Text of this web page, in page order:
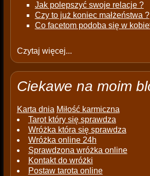
Jak polepszyć swoje relacje ?
Czy to już koniec małżeństwa ?
Co facetom podoba się w
Czytaj więcej...
Ciekawe na moim
Karta dnia Miłość karmiczna
Tarot który się sprawdza
Wróżka która się sprawdza
Wróżka online 24h
Sprawdzona wróżka online
Kontakt do wróżki
Postaw tarota online